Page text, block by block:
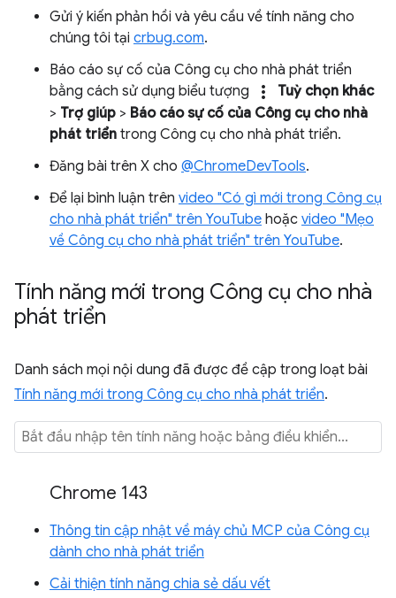
Gửi ý kiến phản hồi và yêu cầu về tính năng cho
chúng tôi tại crbug.com.
Báo cáo sự cố của Công cụ cho nhà phát triển
bằng cách sử dụng biểu tượng
more_vert
Tuỳ chọn khác
> Trợ giúp > Báo cáo sự cố của Công cụ cho nhà
phát triển trong Công cụ cho nhà phát triển.
Đăng bài trên X cho @ChromeDevTools.
Để lại bình luận trên video "Có gì mới trong Công cụ
cho nhà phát triển" trên YouTube hoặc video "Mẹo
về Công cụ cho nhà phát triển" trên YouTube.
Tính năng mới trong Công cụ cho nhà
phát triển
Danh sách mọi nội dung đã được đề cập trong loạt bài
Tính năng mới trong Công cụ cho nhà phát triển.
Chrome 143
Thông tin cập nhật về máy chủ MCP của Công cụ
dành cho nhà phát triển
Cải thiện tính năng chia sẻ dấu vết